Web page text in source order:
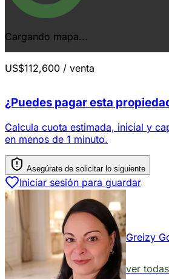
Cargando mapa...
US$112,600 / venta
¿Puedes pagar esta
Calcula cuota estimada, inicial y
en menos de 1 minuto.
Asegúrate de solicitar lo siguiente
Iniciar sesión para guardar
Greizy
ver